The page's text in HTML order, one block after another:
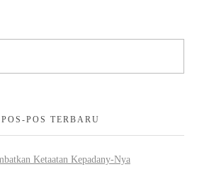
POS-POS TERBARU
Ketaatan Kepadany-Nya